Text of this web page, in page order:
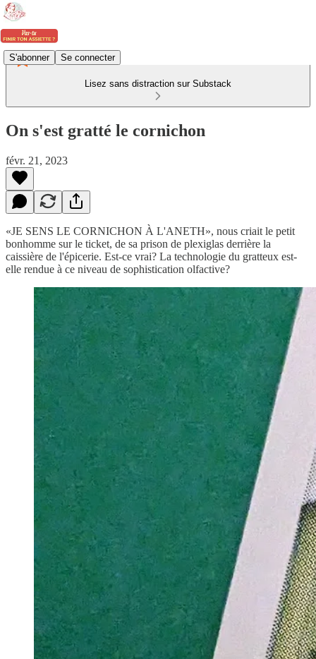
S'abonner Se connecter
Lisez sans distraction sur Substack
On s'est gratté le cornichon
févr. 21, 2023
«JE SENS LE CORNICHON À L'ANETH», nous criait le petit
bonhomme sur le ticket, de sa prison de plexiglas derrière la
caissière de l'épicerie. Est-ce vrai? La technologie du gratteux est-
elle rendue à ce niveau de sophistication olfactive?